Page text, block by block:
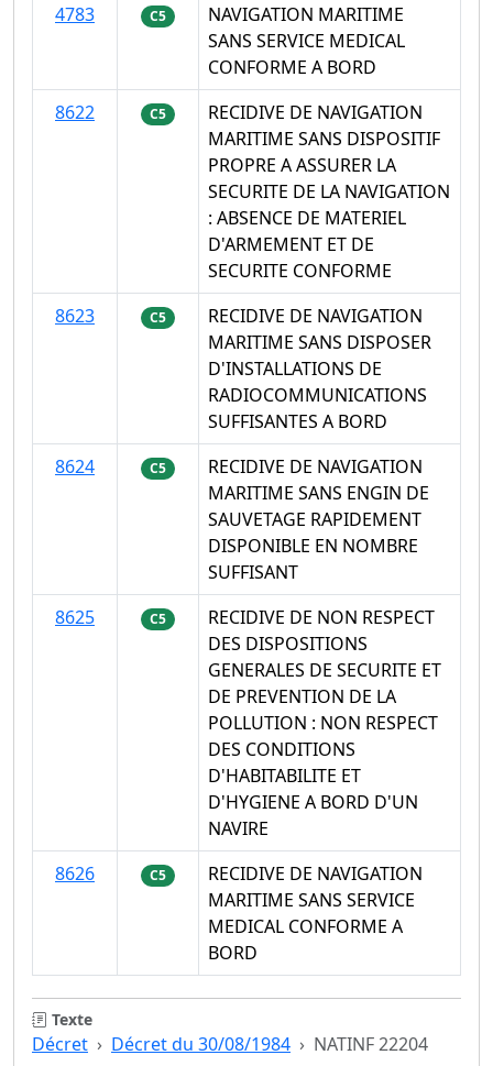
4783
C5
NAVIGATION MARITIME
SANS SERVICE MEDICAL
CONFORME A BORD
8622
C5
RECIDIVE DE NAVIGATION
MARITIME SANS DISPOSITIF
PROPRE A ASSURER LA
SECURITE DE LA NAVIGATION
: ABSENCE DE MATERIEL
D'ARMEMENT ET DE
SECURITE CONFORME
8623
C5
RECIDIVE DE NAVIGATION
MARITIME SANS DISPOSER
D'INSTALLATIONS DE
RADIOCOMMUNICATIONS
SUFFISANTES A BORD
8624
C5
RECIDIVE DE NAVIGATION
MARITIME SANS ENGIN DE
SAUVETAGE RAPIDEMENT
DISPONIBLE EN NOMBRE
SUFFISANT
8625
C5
RECIDIVE DE NON RESPECT
DES DISPOSITIONS
GENERALES DE SECURITE ET
DE PREVENTION DE LA
POLLUTION : NON RESPECT
DES CONDITIONS
D'HABITABILITE ET
D'HYGIENE A BORD D'UN
NAVIRE
8626
C5
RECIDIVE DE NAVIGATION
MARITIME SANS SERVICE
MEDICAL CONFORME A
BORD
Texte
Décret Décret du 30/08/1984 NATINF 22204